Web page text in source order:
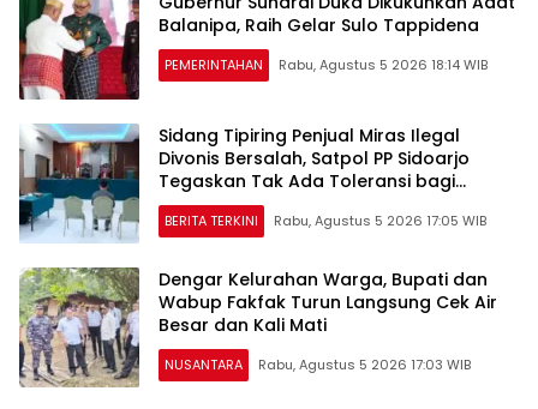
Balanipa, Raih Gelar Sulo Tappidena
PEMERINTAHAN Rabu, Agustus 5 2026 18:14 WIB
Sidang Tipiring Penjual Miras Ilegal
Divonis Bersalah, Satpol PP Sidoarjo
Tegaskan Tak Ada Toleransi bagi
Pelanggar
BERITA TERKINI Rabu, Agustus 5 2026 17:05 WIB
Dengar Kelurahan Warga, Bupati dan
Wabup Fakfak Turun Langsung Cek Air
Besar dan Kali Mati
NUSANTARA Rabu, Agustus 5 2026 17:03 WIB